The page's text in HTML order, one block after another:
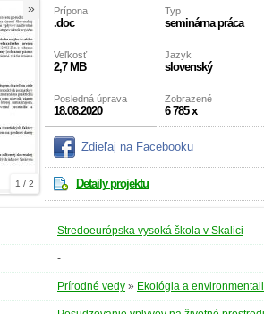
1 / 2
» Prípona
.doc
Typ
seminárna práca
Veľkosť
2,7 MB
Jazyk
slovenský
Posledná úprava
18.08.2020
Zobrazené
6 785 x
Zdieľaj na Facebooku
Detaily projektu
Stredoeurópska vysoká škola v Skalici
-
Prírodné vedy » Ekológia a